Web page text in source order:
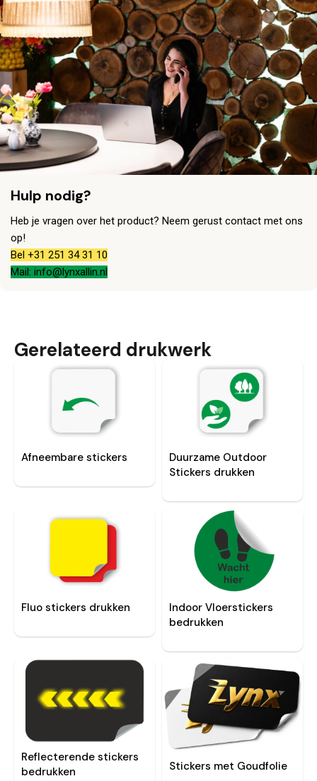
Hulp nodig?
Heb je vragen over het product? Neem gerust contact met ons
op!
Bel +31 251 34 31 10
Mail: info@lynxallin.nl
Gerelateerd drukwerk
Afneembare stickers
Duurzame Outdoor
Stickers drukken
Fluo stickers drukken
Indoor Vloerstickers
bedrukken
Reflecterende stickers
bedrukken
Stickers met Goudfolie